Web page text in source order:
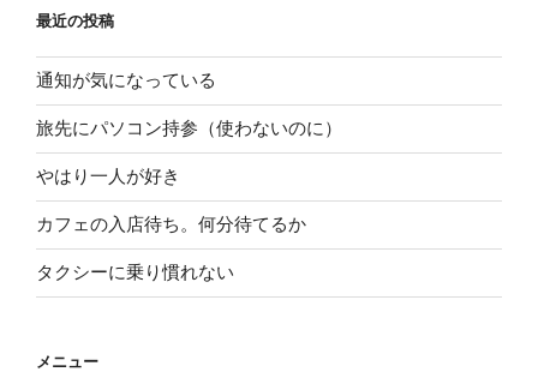
最近の投稿
通知が気になっている
旅先にパソコン持参（使わないのに）
やはり一人が好き
カフェの入店待ち。何分待てるか
タクシーに乗り慣れない
メニュー